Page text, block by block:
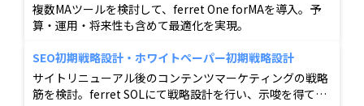
複数MAツールを検討して、ferret One forMAを導入。予
算・運用・将来性も含めて最適化を実現。
SEO初期戦略設計・ホワイトペーパー初期戦略設計
サイトリニューアル後のコンテンツマーケティングの戦略
筋を検討。ferret SOLにて戦略設計を行い、示唆を得て、